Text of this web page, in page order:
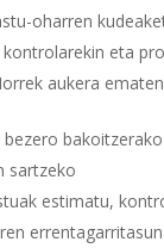
oharren
eta
aukera
sartzeko
estimatu,